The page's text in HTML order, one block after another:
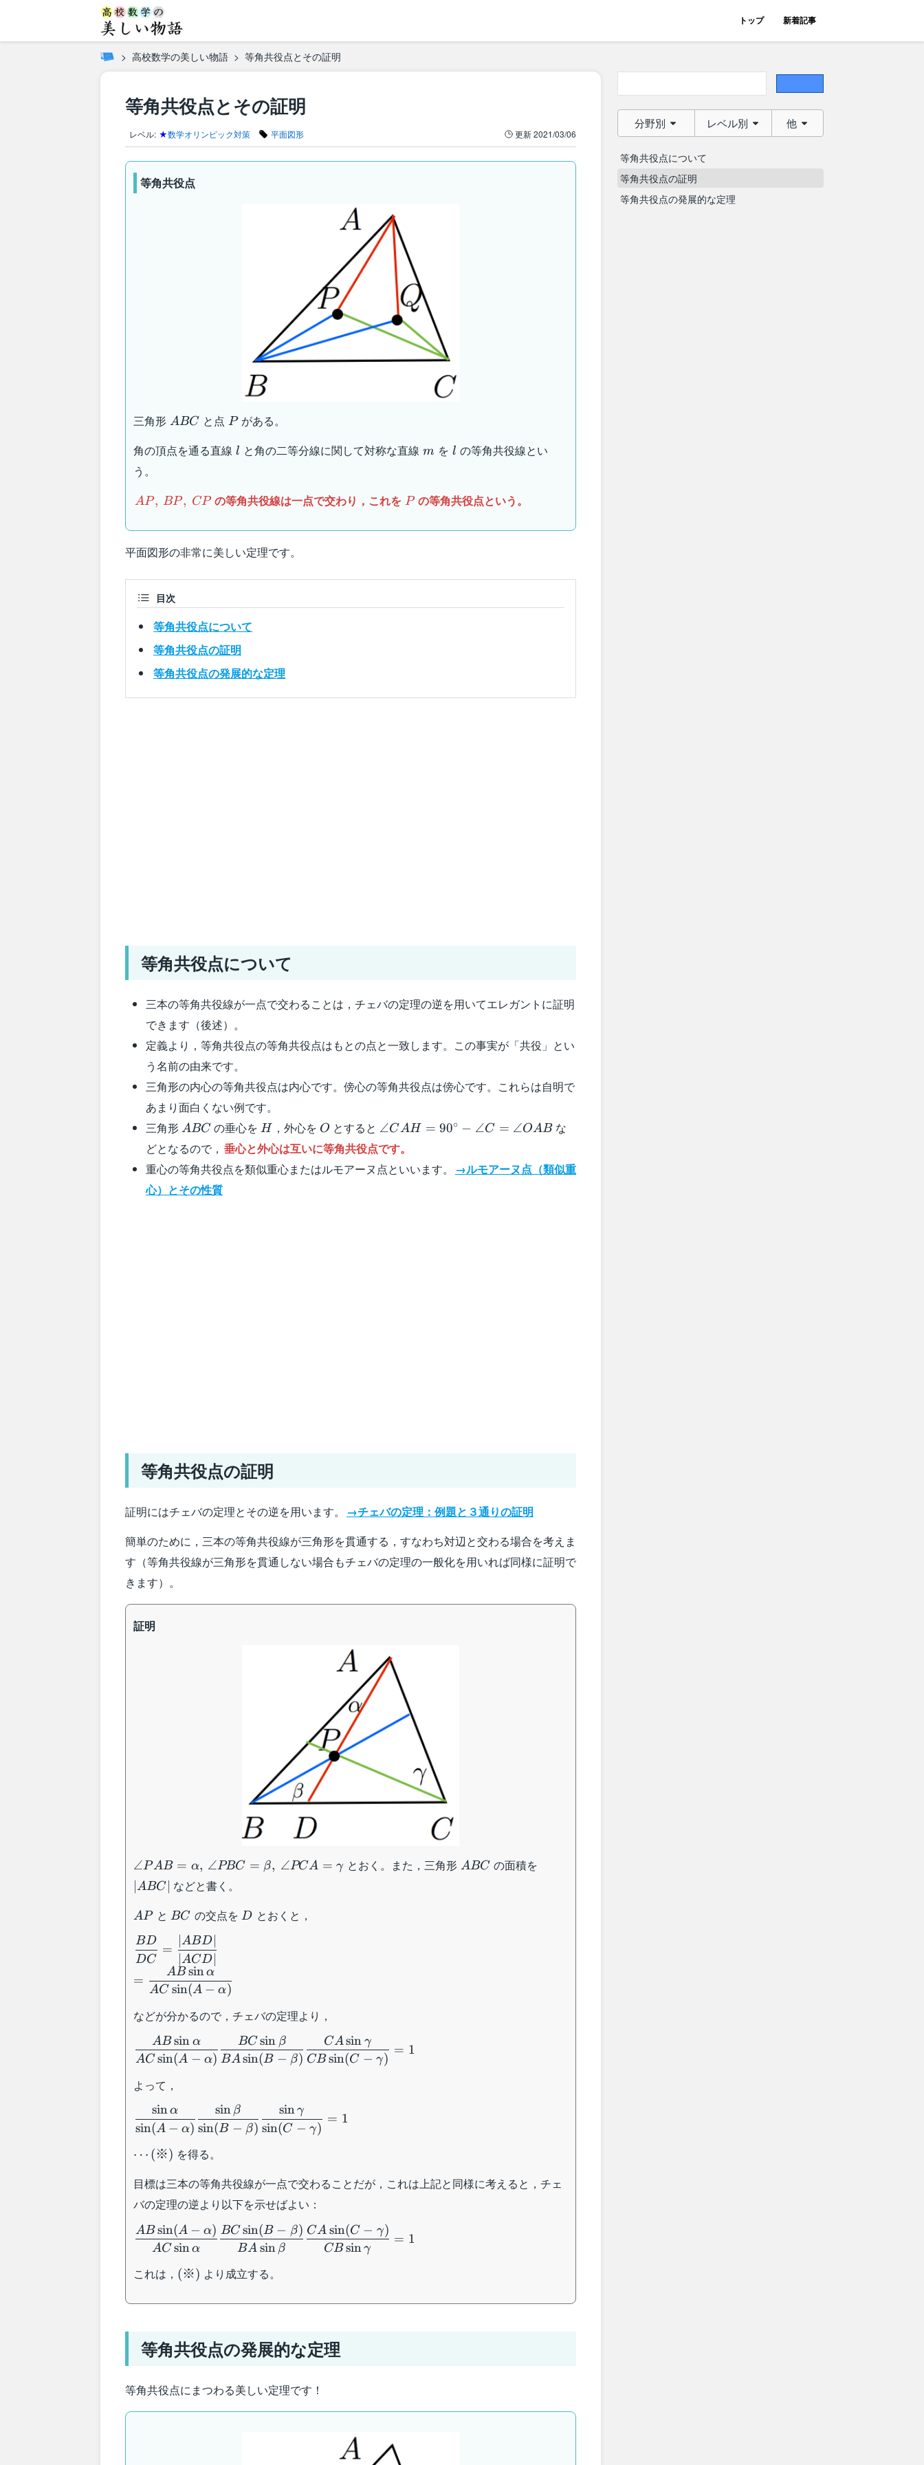
トップ 新着記事
高校数学の美しい物語 等角共役点とその証明
等角共役点とその証明
レベル: ★数学オリンピック対策 平面図形 更新2021/03/06
等角共役点
三角形 ABC
ABC と点 P
Pがある。
角の頂点を通る直線 l
l と角の二等分線に関して対称な直線 m
mを l
l の等角共役線とい
う。
AP,\:BP,\:CP
AP, BP , CPの等角共役線は一点で交わり，これを P
Pの等角共役点という。
平面図形の非常に美しい定理です。
目次
等角共役点について
等角共役点の証明
等角共役点の発展的な定理
等角共役点について
三本の等角共役線が一点で交わることは，チェバの定理の逆を用いてエレガントに証明
できます（後述）。
定義より，等角共役点の等角共役点はもとの点と一致します。この事実が「共役」とい
う名前の由来です。
三角形の内心の等角共役点は内心です。傍心の等角共役点は傍心です。これらは自明で
あまり面白くない例です。
三角形 ABC
ABC の垂心をH
H ，外心を O
O とすると \angle
CAH=90^{\circ}-
\angle C=\angle
OAB
∠CAH = 90∘ − ∠C = ∠OAB な
どとなるので， 垂心と外心は互いに等角共役点です。
重心の等角共役点を類似重心またはルモアーヌ点といいます。
→ルモアーヌ点（類似重
心）とその性質
等角共役点の証明
証明にはチェバの定理とその逆を用います。
→チェバの定理：例題と３通りの証明
簡単のために，三本の等角共役線が三角形を貫通する，すなわち対辺と交わる場合を考えま
す（等角共役線が三角形を貫通しない場合もチェバの定理の一般化を用いれば同様に証明で
きます）。
証明
\angle
PAB=\alpha,\:\angle
PBC=\beta,\:\angle
PCA=\gamma
∠PAB = α, ∠PBC = β, ∠PCA = γ とおく。また，三角形 ABC
ABC の面積を
∣ABC などと書く。
AP
APとBC
BC の交点をD
D とおくと，
\dfrac{BD}{DC}=\dfrac{|ABD|}
{|ACD|}\\=\dfrac{AB\sin\alpha}
{AC\sin(A-\alpha)}
DC
BD
=
ACD
∣ABD
=
AC sin(A − α)
AB sinα
などが分かるので，チェバの定理より，
\dfrac{AB\sin\alpha}
{AC\sin(A-
{BA\sin(B-
\beta)}\dfrac{CA\sin\gamma}
{CB\sin(C-\gamma)}=1
AC sin(A − α)
A B sin α
BAsin(B − β)
BC sin β
CB sin(C − γ)
CA sin γ
= 1
よって，
\dfrac{\sin\alpha}{\sin(A-
\alpha)}\dfrac{\sin\beta}
\beta)}\dfrac{\sin\gamma}
{\sin(C-\gamma)}=1
sin(A − α)
sinα
sin(B − β)
sin β
sin(C − γ)
sinγ
= 1
\cdots(※)
⋯ (※) を得る。
目標は三本の等角共役線が一点で交わることだが，これは上記と同様に考えると，チェ
バの定理の逆より以下を示せばよい：
\dfrac{AB\sin(A-\alpha)}
{AC\sin\alpha}\dfrac{BC\sin(B-
{BA\sin\beta}\dfrac{CA\sin(C-
AC sinα
AB sin(A − α)
BA sin β
BC sin(B − β)
CB sinγ
CA sin(C − γ)
= 1
これは， (※)
(※) より成立する。
等角共役点の発展的な定理
等角共役点にまつわる美しい定理です！
分野別 レベル別 他
等角共役点について
等角共役点の証明
等角共役点の発展的な定理